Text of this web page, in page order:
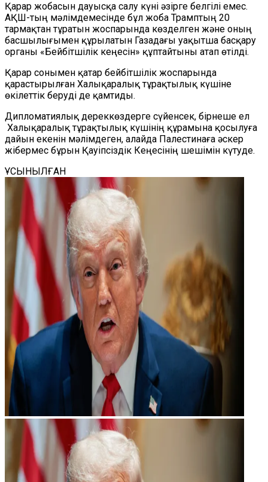
Қарар жобасын дауысқа салу күні әзірге белгілі емес.
АҚШ-тың мәлімдемесінде бұл жоба Трамптың 20
тармақтан тұратын жоспарында көзделген және оның
басшылығымен құрылатын Газадағы уақытша басқару
органы «Бейбітшілік кеңесін» құптайтыны атап өтілді.
Қарар сонымен қатар бейбітшілік жоспарында
қарастырылған Халықаралық тұрақтылық күшіне
өкілеттік беруді де қамтиды.
Дипломатиялық дереккөздерге сүйенсек, бірнеше ел
Халықаралық тұрақтылық күшінің құрамына қосылуға
дайын екенін мәлімдеген, алайда Палестинаға әскер
жібермес бұрын Қауіпсіздік Кеңесінің шешімін күтуде.
ҰСЫНЫЛҒАН